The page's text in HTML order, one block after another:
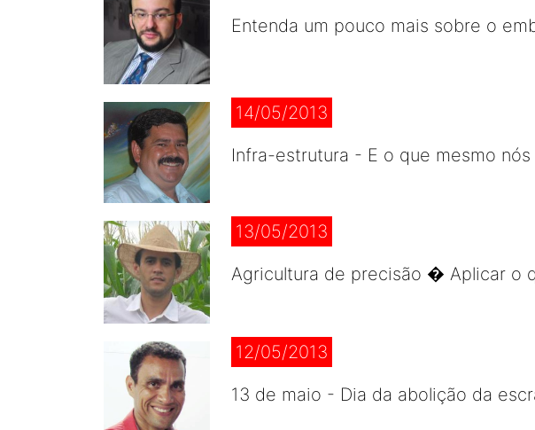
Entenda um pouco mais sobre o
14/05/2013
Infra-estrutura - E o que mesmo
13/05/2013
Agricultura de precisão � Aplicar o
12/05/2013
13 de maio - Dia da abolição da